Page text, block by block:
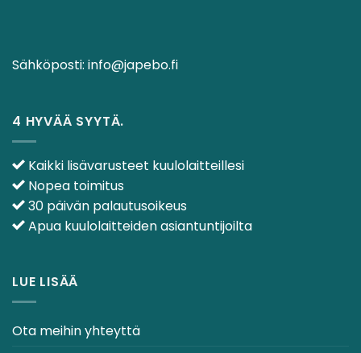
Sähköposti: info@japebo.fi
4 HYVÄÄ SYYTÄ.
Kaikki lisävarusteet kuulolaitteillesi
Nopea toimitus
30 päivän palautusoikeus
Apua kuulolaitteiden asiantuntijoilta
LUE LISÄÄ
Ota meihin yhteyttä